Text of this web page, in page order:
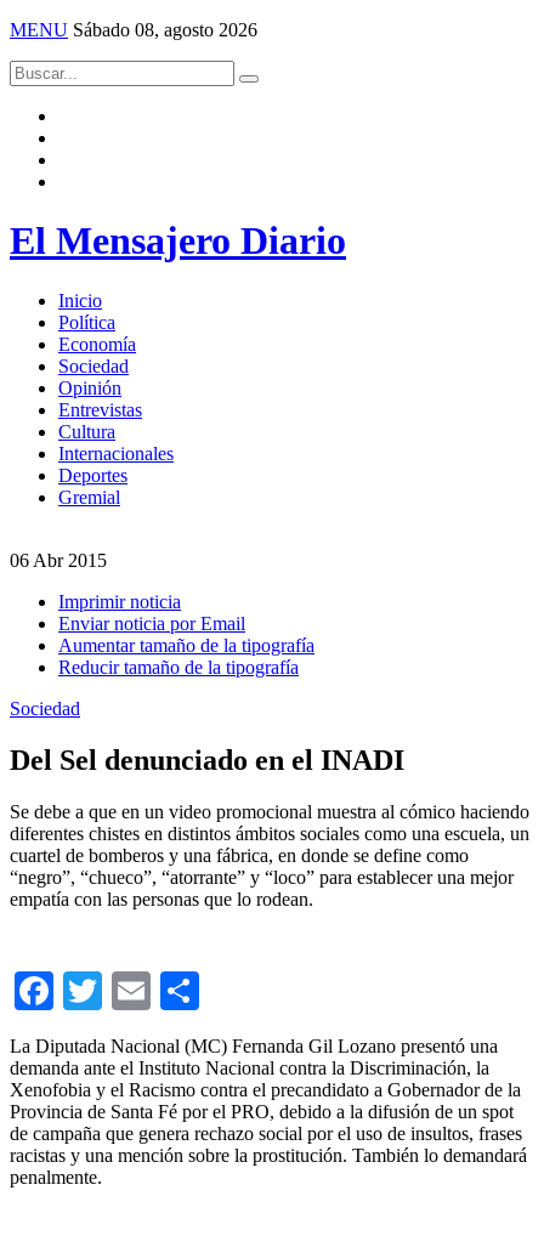
MENU Sábado 08, agosto 2026
El Mensajero Diario
Inicio
Política
Economía
Sociedad
Opinión
Entrevistas
Cultura
Internacionales
Deportes
Gremial
06 Abr 2015
Imprimir noticia
Enviar noticia por Email
Aumentar tamaño de la tipografía
Reducir tamaño de la tipografía
Sociedad
Del Sel denunciado en el INADI
Se debe a que en un video promocional muestra al cómico haciendo
diferentes chistes en distintos ámbitos sociales como una escuela, un
cuartel de bomberos y una fábrica, en donde se define como
“negro”, “chueco”, “atorrante” y “loco” para establecer una mejor
empatía con las personas que lo rodean.
Facebook
TwitterEmail
La Diputada Nacional (MC) Fernanda Gil Lozano presentó una
demanda ante el Instituto Nacional contra la Discriminación, la
Xenofobia y el Racismo contra el precandidato a Gobernador de la
Provincia de Santa Fé por el PRO, debido a la difusión de un spot
de campaña que genera rechazo social por el uso de insultos, frases
racistas y una mención sobre la prostitución. También lo demandará
penalmente.